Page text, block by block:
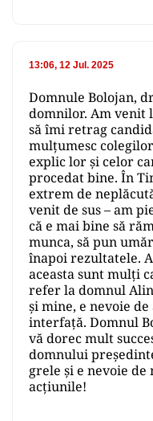
13:06, 12 Jul. 2025
Domnule Bolojan,
domnilor. Am venit
să îmi retrag
mulțumesc
explic lor și celor
procedat bine. În
extrem de
venit de sus – am
că e mai bine să
munca, să pun
înapoi rezultatele.
aceasta sunt mulți
refer la domnul
și mine, e nevoie
interfață. Domnul
vă dorec mult
domnului
grele și e nevoie
acțiunile!